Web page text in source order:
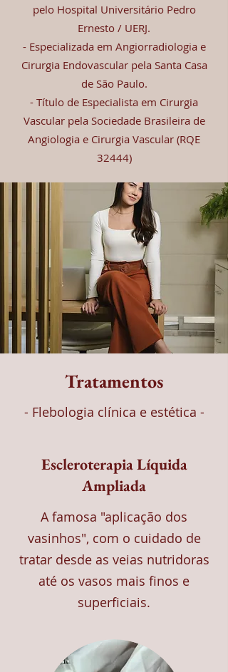
pelo Hospital Universitário Pedro
Ernesto / UERJ.
- Especializada em Angiorradiologia e
Cirurgia Endovascular pela Santa Casa
de São Paulo.
- Título de Especialista em Cirurgia
Vascular pela Sociedade Brasileira de
Angiologia e Cirurgia Vascular (RQE
32444)
Tratamentos
- Flebologia clínica e estética -
Escleroterapia Líquida
Ampliada
A famosa "aplicação dos
vasinhos", com o cuidado de
tratar desde as veias nutridoras
até os vasos mais finos e
superficiais.